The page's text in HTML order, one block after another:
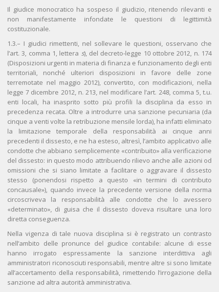
Il giudice monocratico ha sospeso il giudizio, ritenendo rilevanti e
non manifestamente infondate le questioni di legittimità
costituzionale.
1.3.– I giudici rimettenti, nel sollevare le questioni, osservano che
l’art. 3, comma 1, lettera s), del decreto-legge 10 ottobre 2012, n. 174
(Disposizioni urgenti in materia di finanza e funzionamento degli enti
territoriali, nonché ulteriori disposizioni in favore delle zone
terremotate nel maggio 2012), convertito, con modificazioni, nella
legge 7 dicembre 2012, n. 213, nel modificare l’art. 248, comma 5, t.u.
enti locali, ha inasprito sotto più profili la disciplina da esso in
precedenza recata. Oltre a introdurre una sanzione pecuniaria (da
cinque a venti volte la retribuzione mensile lorda), ha infatti eliminato
la limitazione temporale della responsabilità ai cinque anni
precedenti il dissesto, e ne ha esteso, altresì, l’ambito applicativo alle
condotte che abbiano semplicemente «contribuito» alla verificazione
del dissesto: in questo modo attribuendo rilievo anche alle azioni od
omissioni che si siano limitate a facilitare o aggravare il dissesto
stesso (ponendosi rispetto a questo «in termini di contributo
concausale»), quando invece la precedente versione della norma
circoscriveva la responsabilità alle condotte che lo avessero
«determinato», di guisa che il dissesto doveva risultare una loro
diretta conseguenza.
Nella vigenza di tale nuova disciplina si è registrato un contrasto
nell’ambito delle pronunce del giudice contabile: alcune di esse
hanno irrogato espressamente la sanzione interdittiva agli
amministratori riconosciuti responsabili, mentre altre si sono limitate
all’accertamento della responsabilità, rimettendo l’irrogazione della
sanzione ad altra autorità amministrativa.